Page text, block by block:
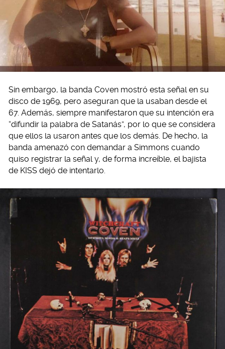
Sin embargo, la banda Coven mostró esta señal en su
disco de 1969, pero aseguran que la usaban desde el
67. Además, siempre manifestaron que su intención era
“difundir la palabra de Satanás”, por lo que se considera
que ellos la usaron antes que los demás. De hecho, la
banda amenazó con demandar a Simmons cuando
quiso registrar la señal y, de forma increíble, el bajista
de KISS dejó de intentarlo.